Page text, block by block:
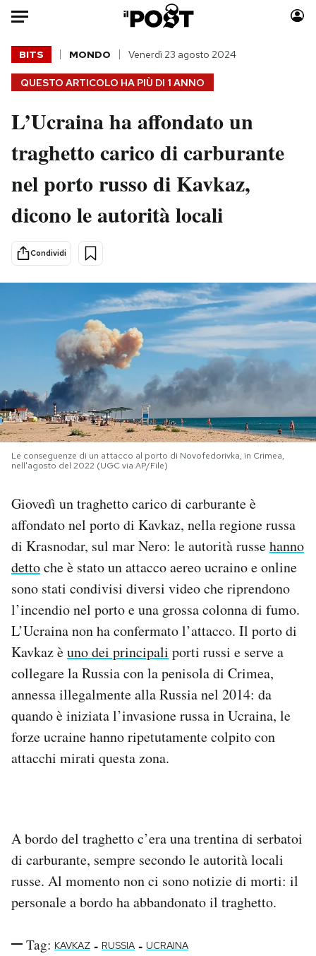
Auto
HOME
Italia
Politica
Tecnologia
Internet
Scienza
Cultura
Economia
Sport
Moda
Consumismi
Storie/Idee
Media
Mondiali calcio 2026
PODCAST
NEWSLETTER
I MIEI PREFERITI
CALENDARIO
AREA PERSONALE
Area Personale
Newsletter
Regala il Post
Hai bisogno di aiuto?
Esci
QUESTO ARTICOLO HA PIÙ DI 1 ANNO
BITS MONDO Venerdì 23 agosto 2024
L’Ucraina ha affondato un
traghetto carico di carburante
nel porto russo di Kavkaz,
dicono le autorità locali
Condividi
Le conseguenze di un attacco al porto di Novofedorivka, in Crimea,
nell'agosto del 2022 (UGC via AP/File)
Giovedì un traghetto carico di carburante è
affondato nel porto di Kavkaz, nella regione russa
di Krasnodar, sul mar Nero: le autorità russehanno
dettoche è stato un attacco aereo ucraino e online
sono stati condivisi diversi video che riprendono
l’incendio nel porto e una grossa colonna di fumo.
L’Ucraina non ha confermato l’attacco. Il porto di
Kavkaz èuno dei principali porti russi e serve a
collegare la Russia con la penisola di Crimea,
annessa illegalmente alla Russia nel 2014: da
quando è iniziata l’invasione russa in Ucraina, le
forze ucraine hanno ripetutamente colpito con
attacchi mirati questa zona.
A bordo del traghetto c’era una trentina di serbatoi
di carburante, sempre secondo le autorità locali
russe. Al momento non ci sono notizie di morti: il
personale a bordo ha abbandonato il traghetto.
Tag: KAVKAZ - RUSSIA - UCRAINA